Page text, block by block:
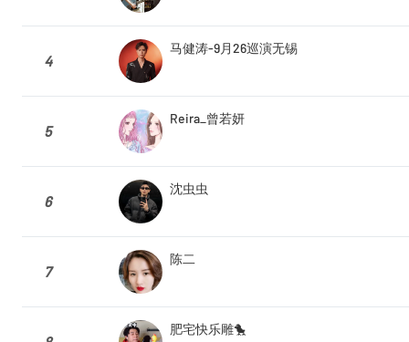
4
马健涛-9月26巡演无锡
5
Reira_曾若妍
6
沈虫虫
7
陈二
肥宅快乐雕🐤